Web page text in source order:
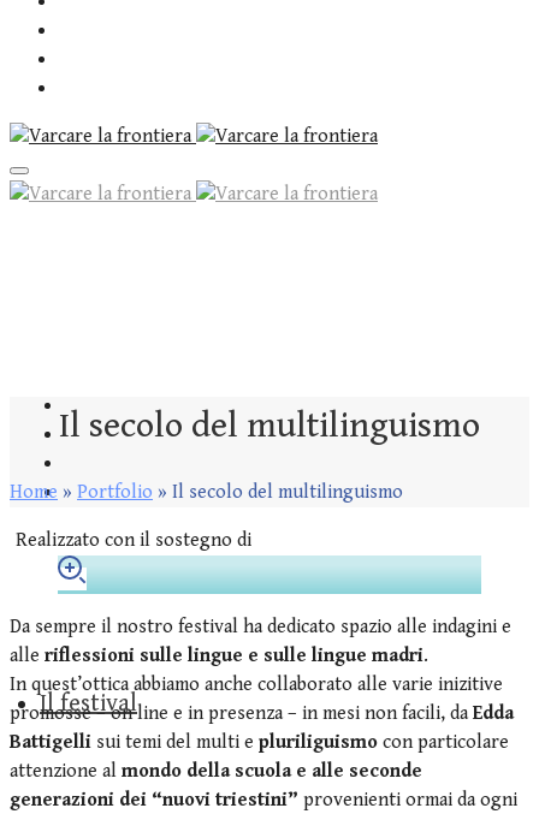
Realizzato con il sostegno di
Il festival
Il secolo del multilinguismo
Home » Portfolio » Il secolo del multilinguismo
Da sempre il nostro festival ha dedicato spazio alle indagini e
alle riflessioni sulle lingue e sulle lingue madri.
In quest’ottica abbiamo anche collaborato alle varie inizitive
promosse – on line e in presenza – in mesi non facili, da Edda
Battigelli sui temi del multi e pluriliguismo con particolare
attenzione al mondo della scuola e alle seconde
generazioni dei “nuovi triestini” provenienti ormai da ogni